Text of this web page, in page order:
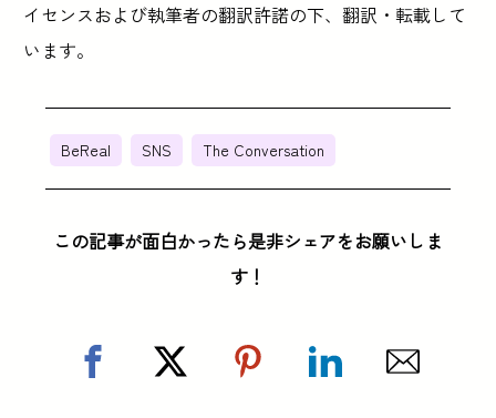
イセンスおよび執筆者の翻訳許諾の下、翻訳・転載して
います。
BeReal SNS The Conversation
この記事が面白かったら是非シェアをお願いしま
す！